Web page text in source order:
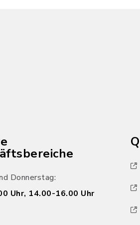
Donnerstag:
Uhr, 14.00-16.00 Uhr